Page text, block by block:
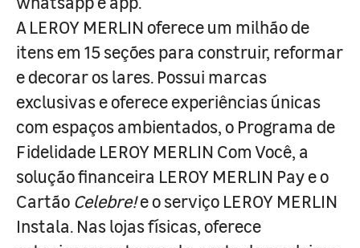
A LEROY MERLIN oferece um milhão de
itens em 15 seções para construir, reformar
e decorar os lares. Possui marcas
exclusivas e oferece experiências únicas
com espaços ambientados, o Programa de
Fidelidade LEROY MERLIN Com Você, a
solução financeira LEROY MERLIN Pay e o
Cartão Celebre!e o serviço LEROY MERLIN
Instala. Nas lojas físicas, oferece